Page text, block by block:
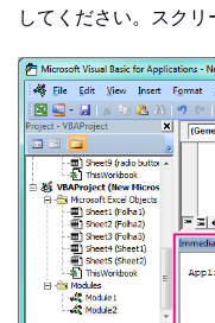
してください。スク